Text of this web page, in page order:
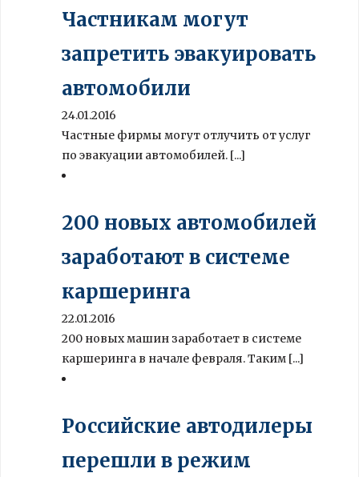
Частникам могут
запретить эвакуировать
автомобили
24.01.2016
Частные фирмы могут отлучить от услуг
по эвакуации автомобилей. [...]
200 новых автомобилей
заработают в системе
каршеринга
22.01.2016
200 новых машин заработает в системе
каршеринга в начале февраля. Таким [...]
Российские автодилеры
перешли в режим